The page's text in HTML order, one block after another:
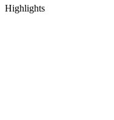
Highlights